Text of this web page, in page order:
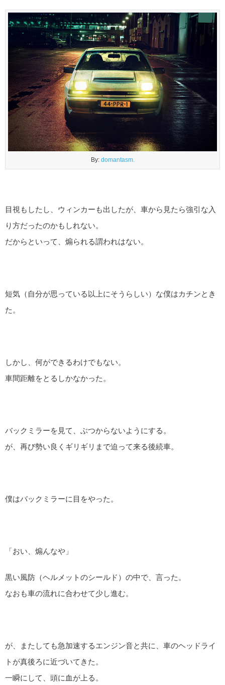
By: domantasm.
目視もしたし、ウィンカーも出したが、車から見たら強引な入
り方だったのかもしれない。
だからといって、煽られる謂われはない。
短気（自分が思っている以上にそうらしい）な僕はカチンとき
た。
しかし、何ができるわけでもない。
車間距離をとるしかなかった。
バックミラーを見て、ぶつからないようにする。
が、再び勢い良くギリギリまで迫って来る後続車。
僕はバックミラーに目をやった。
「おい、煽んなや」
黒い風防（ヘルメットのシールド）の中で、言った。
なおも車の流れに合わせて少し進む。
が、またしても急加速するエンジン音と共に、車のヘッドライ
トが真後ろに近づいてきた。
一瞬にして、頭に血が上る。